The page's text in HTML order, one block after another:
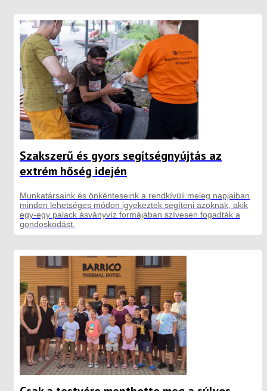
Szakszerű és gyors segítségnyújtás az
extrém hőség idején
Munkatársaink és önkénteseink a rendkívüli meleg napjaiban
minden lehetséges módon igyekeztek segíteni azoknak, akik
egy-egy palack ásványvíz formájában szívesen fogadták a
gondoskodást.